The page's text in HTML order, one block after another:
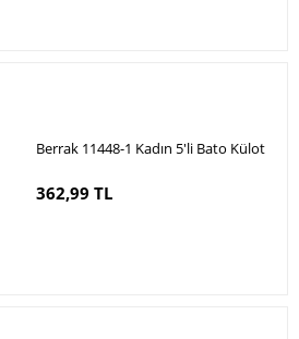
Berrak 11448-1 Kadın 5'li Bato Külot
362,99 TL